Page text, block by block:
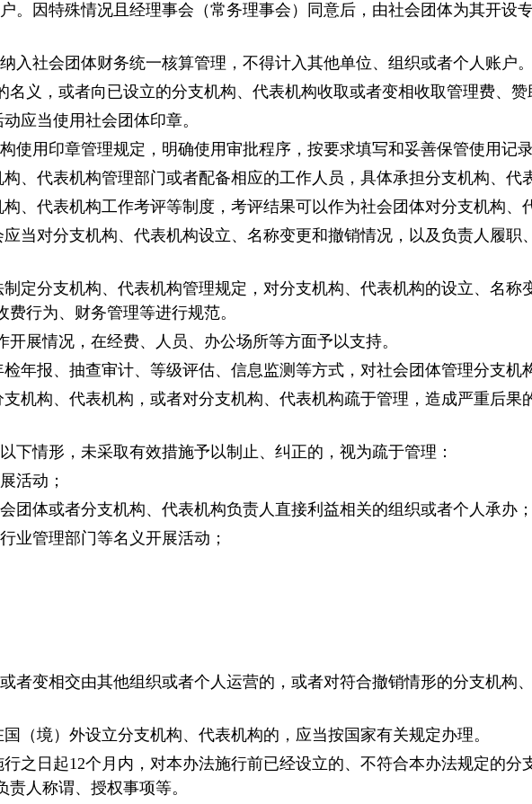
。因特殊情况且经理事会（常务理事会）同意后，由社会团体为其开设
入社会团体财务统一核算管理，不得计入其他单位、组织或者个人账户。
义，或者向已设立的分支机构、代表机构收取或者变相收取管理费、赞
应当使用社会团体印章。
使用印章管理规定，明确使用审批程序，按要求填写和妥善保管使用记录
、代表机构管理部门或者配备相应的工作人员，具体承担分支机构、代
、代表机构工作考评等制度，考评结果可以作为社会团体对分支机构、
当对分支机构、代表机构设立、名称变更和撤销情况，以及负责人履职
定分支机构、代表机构管理规定，对分支机构、代表机构的设立、名称
行为、财务管理等进行规范。
展情况，在经费、人员、办公场所等方面予以支持。
年报、抽查审计、等级评估、信息监测等方式，对社会团体管理分支机
机构、代表机构，或者对分支机构、代表机构疏于管理，造成严重后果
下情形，未采取有效措施予以制止、纠正的，视为疏于管理：
活动；
团体或者分支机构、代表机构负责人直接利益相关的组织或者个人承办；
业管理部门等名义开展活动；
者变相交由其他组织或者个人运营的，或者对符合撤销情形的分支机构
（境）外设立分支机构、代表机构的，应当按国家有关规定办理。
之日起12个月内，对本办法施行前已经设立的、不符合本办法规定的分
人称谓、授权事项等。